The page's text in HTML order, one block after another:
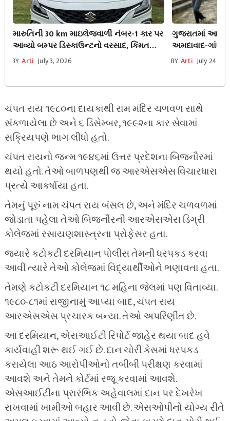
મારુતિની 30 km માઇલેજવાળી નંબર-1 કાર પર
આવ્યો બમ્પર ડિસ્કાઉન્ટનો વરસાદ, કિંમત
માત્ર ₹5.63 લાખથી શરૂ!
BY Arti July 3, 2026
ગુજરાતમાં
અમદાવાદ-
જિલ્લાઓમાં
BY Arti July 24,
ચંપત રાય ૧૯૮૦ના દાયકાથી રામ મંદિર ચળવળ સાથે
સંકળાયેલા છે અને ૬ ડિસેમ્બર, ૧૯૯૨ના કાર સેવામાં
સક્રિયપણે ભાગ લીધો હતો.
ચંપત રાયનો જન્મ ૧૯૪૬માં ઉત્તર પ્રદેશના બિજનૌરમાં
થયો હતો. તેઓ બાળપણથી જ આરએસએસ વિચારધારા
પ્રત્યે આકર્ષાયા હતા.
તેમનું પૂરું નામ ચંપત રાય બંસલ છે, અને મંદિર ચળવળમાં
જોડાતા પહેલા તેઓ બિજનૌરની આરએસએસ ડિગ્રી
કોલેજમાં રસાયણશાસ્ત્રના પ્રોફેસર હતા.
જ્યારે કટોકટી દરમિયાન પોલીસ તેમની ધરપકડ કરવા
આવી ત્યારે તેઓ કોલેજમાં વિદ્યાર્થીઓને ભણાવતા હતા.
તેમણે કટોકટી દરમિયાન ૧૮ મહિના જેલમાં પણ વિતાવ્યા.
૧૯૮૦-૮૧માં રાજીનામું આપ્યા બાદ, ચંપત રાય
આરએસએસ પ્રચારક બન્યા. તેઓ અપરિણીત છે.
આ દરમિયાન, એસઆઈટી રિપોર્ટ જાહેર થયા બાદ હવે
કાર્યવાહી શરૂ થઈ ગઈ છે. દાન ચોરી કેસમાં ધરપકડ
કરાયેલા આઠ આરોપીઓનો તબીબી પરીક્ષણ કરવામાં
આવશે અને તેમને કોર્ટમાં રજૂ કરવામાં આવશે.
એસઆઈટીના પ્રારંભિક અહેવાલમાં દાન પર દેખરેખ
રાખવામાં ખામીઓ બહાર આવી છે. એસઓપીનો યોગ્ય રીતે